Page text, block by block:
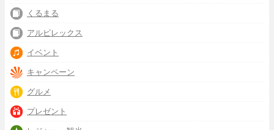
くるまる
アルビレックス
イベント
キャンペーン
グルメ
プレゼント